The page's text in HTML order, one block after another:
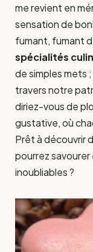
me revient en
sensation de
fumant, fumant
spécialités
de simples mets
travers notre
diriez-vous de
gustative, où
Prêt à découvrir
pourrez
inoubliables ?